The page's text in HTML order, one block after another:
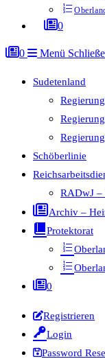
0
0 Menü
Sudetenland
Schöberlinie
RADwJ –
Archiv –
Protektorat
0
Registrieren
Login
Password